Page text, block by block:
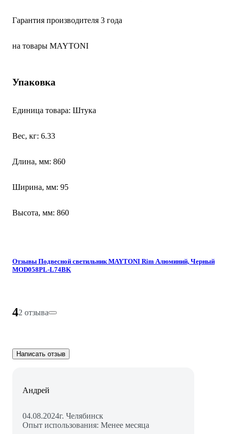
Гарантия производителя 3 года
на товары MAYTONI
Упаковка
Единица товара: Штука
Вес, кг: 6.33
Длина, мм: 860
Ширина, мм: 95
Высота, мм: 860
Отзывы Подвесной светильник MAYTONI Rim Алюминий, Черный
MOD058PL-L74BK
42 отзыва
Написать отзыв
Андрей
04.08.2024г. Челябинск
Опыт использования: Менее месяца